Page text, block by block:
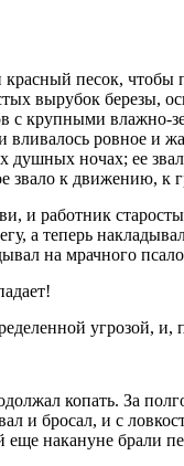
песок, чтобы
вырубок
крупными влажно-
ровное и
душных ночах; ее
звало к движению,
и работник
а теперь
на мрачного
угрозой,
копать. За
и бросал, и с
накануне брали